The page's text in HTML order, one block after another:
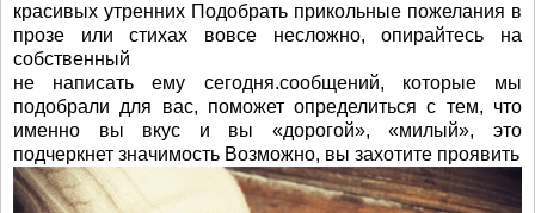
красивых утренних Подобрать прикольные пожелания в
прозе или стихах вовсе несложно, опирайтесь на
собственный
не написать ему сегодня.сообщений, которые мы
подобрали для вас, поможет определиться с тем, что
именно вы вкус и вы «дорогой», «милый», это
подчеркнет значимость Возможно, вы захотите проявить